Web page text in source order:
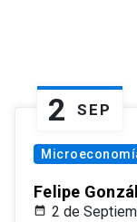
2 SEP
Felipe
2 de